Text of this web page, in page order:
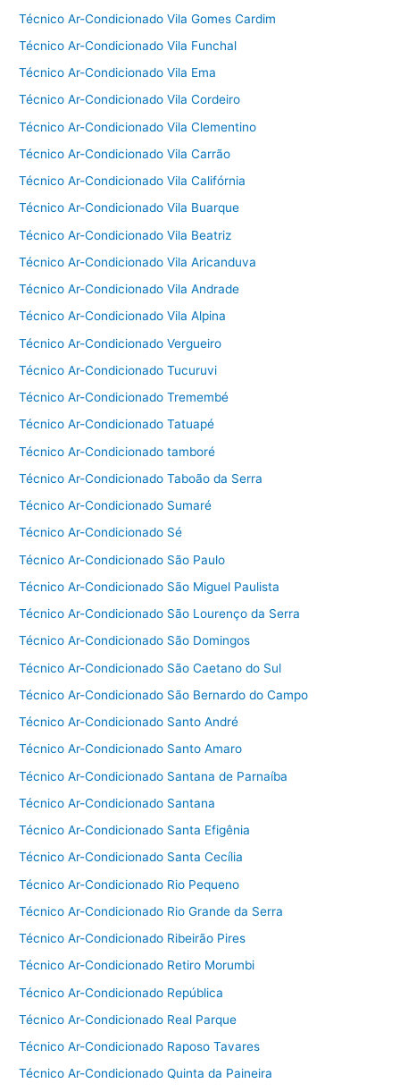
Técnico Ar-Condicionado Vila Gomes Cardim
Técnico Ar-Condicionado Vila Funchal
Técnico Ar-Condicionado Vila Ema
Técnico Ar-Condicionado Vila Cordeiro
Técnico Ar-Condicionado Vila Clementino
Técnico Ar-Condicionado Vila Carrão
Técnico Ar-Condicionado Vila Califórnia
Técnico Ar-Condicionado Vila Buarque
Técnico Ar-Condicionado Vila Beatriz
Técnico Ar-Condicionado Vila Aricanduva
Técnico Ar-Condicionado Vila Andrade
Técnico Ar-Condicionado Vila Alpina
Técnico Ar-Condicionado Vergueiro
Técnico Ar-Condicionado Tucuruvi
Técnico Ar-Condicionado Tremembé
Técnico Ar-Condicionado Tatuapé
Técnico Ar-Condicionado tamboré
Técnico Ar-Condicionado Taboão da Serra
Técnico Ar-Condicionado Sumaré
Técnico Ar-Condicionado Sé
Técnico Ar-Condicionado São Paulo
Técnico Ar-Condicionado São Miguel Paulista
Técnico Ar-Condicionado São Lourenço da Serra
Técnico Ar-Condicionado São Domingos
Técnico Ar-Condicionado São Caetano do Sul
Técnico Ar-Condicionado São Bernardo do Campo
Técnico Ar-Condicionado Santo André
Técnico Ar-Condicionado Santo Amaro
Técnico Ar-Condicionado Santana de Parnaíba
Técnico Ar-Condicionado Santana
Técnico Ar-Condicionado Santa Efigênia
Técnico Ar-Condicionado Santa Cecília
Técnico Ar-Condicionado Rio Pequeno
Técnico Ar-Condicionado Rio Grande da Serra
Técnico Ar-Condicionado Ribeirão Pires
Técnico Ar-Condicionado Retiro Morumbi
Técnico Ar-Condicionado República
Técnico Ar-Condicionado Real Parque
Técnico Ar-Condicionado Raposo Tavares
Técnico Ar-Condicionado Quinta da Paineira